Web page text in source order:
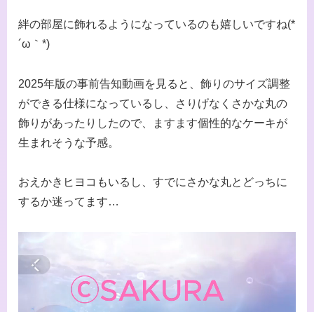
絆の部屋に飾れるようになっているのも嬉しいですね(*
´ω｀*)
2025年版の事前告知動画を見ると、飾りのサイズ調整
ができる仕様になっているし、さりげなくさかな丸の
飾りがあったりしたので、ますます個性的なケーキが
生まれそうな予感。
おえかきヒヨコもいるし、すでにさかな丸とどっちに
するか迷ってます…